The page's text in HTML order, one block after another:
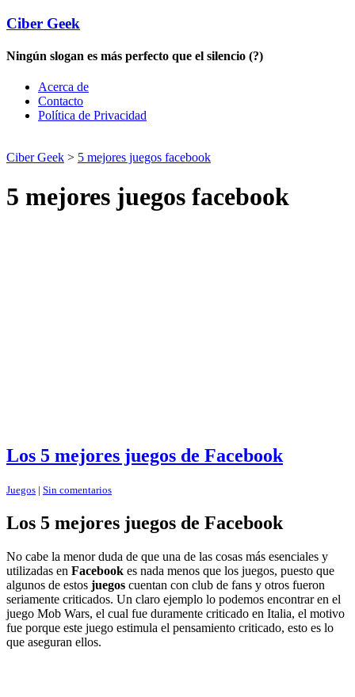
Ciber Geek
Ningún slogan es más perfecto que el silencio (?)
Acerca de
Contacto
Política de Privacidad
Ciber Geek > 5 mejores juegos facebook
5 mejores juegos facebook
Los 5 mejores juegos de Facebook
Juegos | Sin comentarios
Los 5 mejores juegos de Facebook
No cabe la menor duda de que una de las cosas más esenciales y
utilizadas en Facebook es nada menos que los juegos, puesto que
algunos de estos juegos cuentan con club de fans y otros fueron
seriamente criticados. Un claro ejemplo lo podemos encontrar en el
juego Mob Wars, el cual fue duramente criticado en Italia, el motivo
fue porque este juego estimula el pensamiento criticado, esto es lo
que aseguran ellos.